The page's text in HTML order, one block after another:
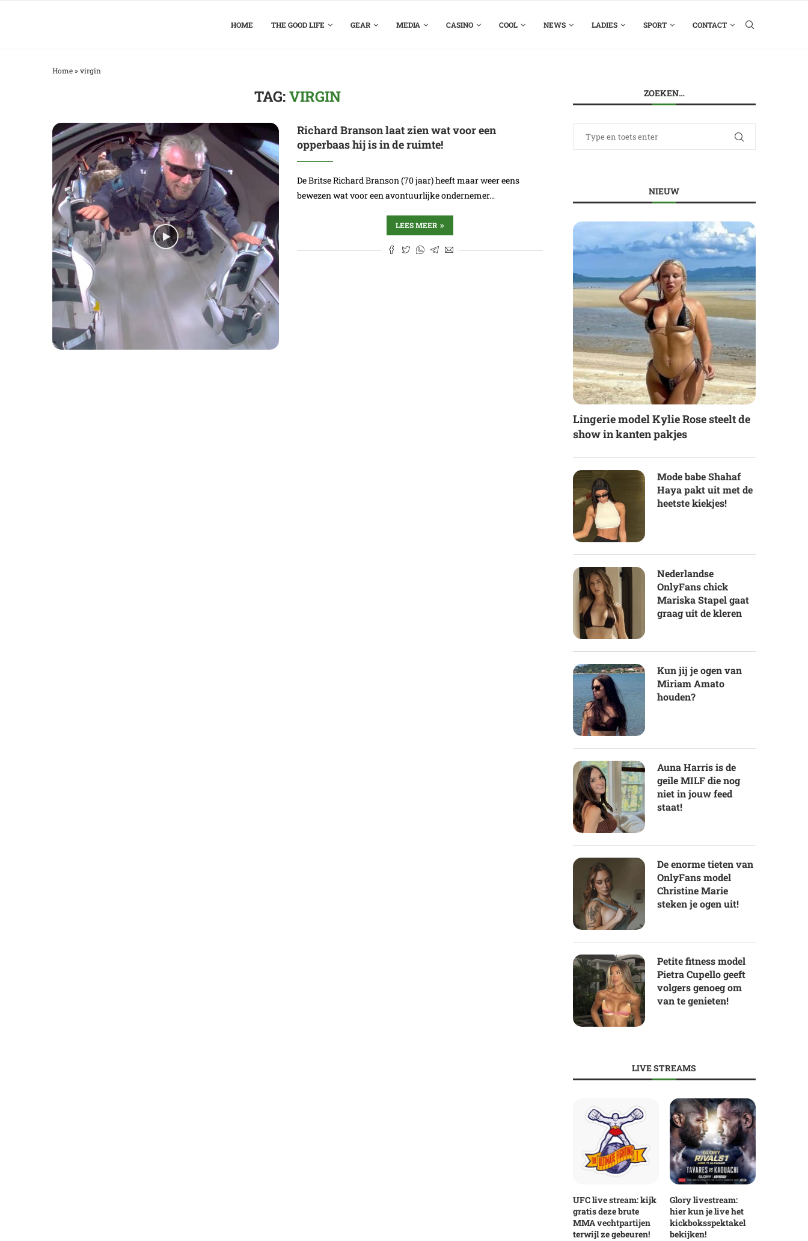
HOME THE GOOD LIFE GEAR MEDIA CASINO COOL NEWS LADIES SPORT CONTACT
Home» virgin
TAG:VIRGIN
Richard Branson laat zien wat voor een
opperbaas hij is in de ruimte!
De Britse Richard Branson (70 jaar) heeft maar weer eens
bewezen wat voor een avontuurlijke ondernemer…
LEES MEER
ZOEKEN…
NIEUW
Lingerie model Kylie Rose steelt de
show in kanten pakjes
Mode babe Shahaf
Haya pakt uit met de
heetste kiekjes!
Nederlandse
OnlyFans chick
Mariska Stapel gaat
graag uit de kleren
Kun jij je ogen van
Miriam Amato
houden?
Auna Harris is de
geile MILF die nog
niet in jouw feed
staat!
De enorme tieten van
OnlyFans model
Christine Marie
steken je ogen uit!
Petite fitness model
Pietra Cupello geeft
volgers genoeg om
van te genieten!
LIVE STREAMS
UFC live stream: kijk
gratis deze brute
MMA vechtpartijen
terwijl ze gebeuren!
Glory livestream:
hier kun je live het
kickboksspektakel
bekijken!